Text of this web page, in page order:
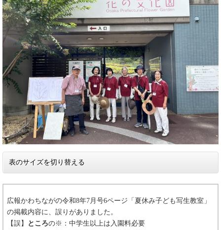
表のサイズを切り替える
広報かわちながの令和8年7月号6ページ「夏休み子ども写生教室」
の掲載内容に、誤りがありました。
【誤】
ところの※：中学生以上は入園料必要